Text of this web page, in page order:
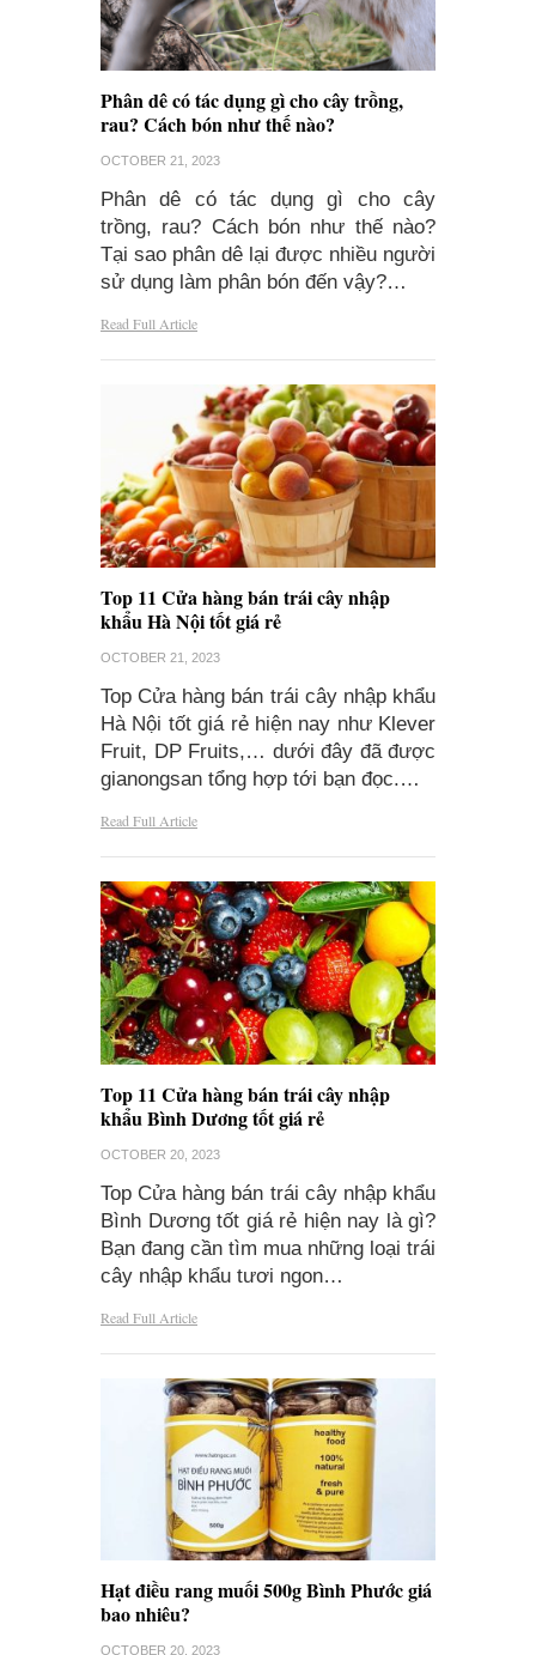
Phân dê có tác dụng gì cho cây trồng,
rau? Cách bón như thế nào?
OCTOBER 21, 2023
Phân dê có tác dụng gì cho cây
trồng, rau? Cách bón như thế nào?
Tại sao phân dê lại được nhiều người
sử dụng làm phân bón đến vậy?…
Read Full Article
Top 11 Cửa hàng bán trái cây nhập
khẩu Hà Nội tốt giá rẻ
OCTOBER 21, 2023
Top Cửa hàng bán trái cây nhập khẩu
Hà Nội tốt giá rẻ hiện nay như Klever
Fruit, DP Fruits,… dưới đây đã được
gianongsan tổng hợp tới bạn đọc.…
Read Full Article
Top 11 Cửa hàng bán trái cây nhập
khẩu Bình Dương tốt giá rẻ
OCTOBER 20, 2023
Top Cửa hàng bán trái cây nhập khẩu
Bình Dương tốt giá rẻ hiện nay là gì?
Bạn đang cần tìm mua những loại trái
cây nhập khẩu tươi ngon…
Read Full Article
Hạt điều rang muối 500g Bình Phước giá
bao nhiêu?
OCTOBER 20, 2023